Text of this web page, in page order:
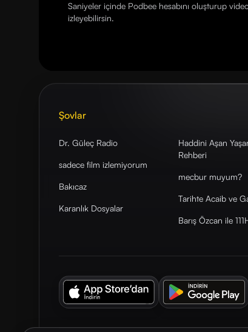
Saniyeler içinde Podbee hesabını oluşturup
izleyebilirsin.
Şovlar
Dr. Güleç Radio
sadece film izlemiyorum
Bakıcaz
Karanlık Dosyalar
Haddini Aşan
Rehberi
mecbur muyum?
Tarihte Acaib ve
Barış Özcan ile